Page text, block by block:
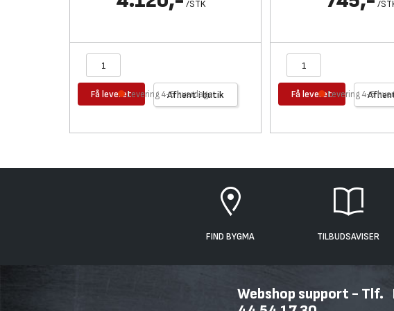
/STK
Få leveret Afhent i butik
Levering 4-5 hverdage
/
Få leveretLevering 4-5
FIND BYGMA TILBUDSAVISER
Webshop support - Tlf.